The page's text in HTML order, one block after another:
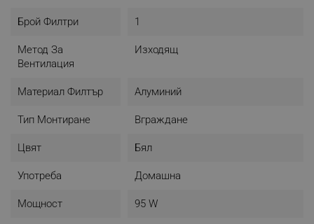
Брой Филтри 1
Метод За
Вентилация
Изходящ
Материал Филтър Алуминий
Тип Монтиране Вграждане
Цвят Бял
Употреба Домашна
Мощност 95 W